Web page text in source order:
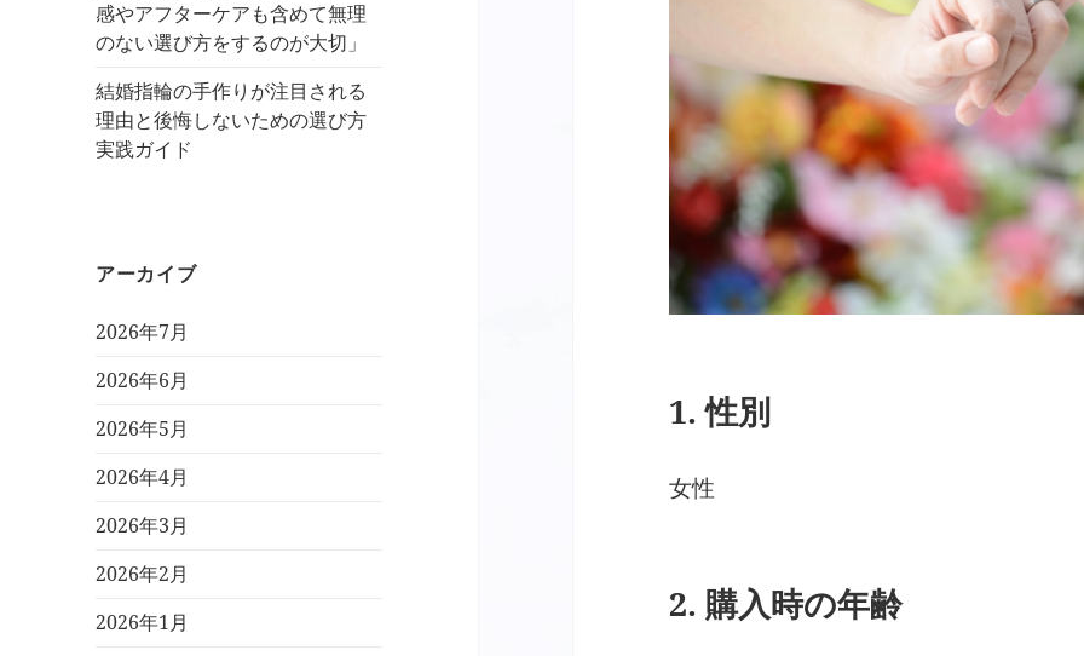
感やアフターケアも含めて無理
のない選び方をするのが大切」
結婚指輪の手作りが注目される
理由と後悔しないための選び方
実践ガイド
アーカイブ
2026年7月
2026年6月
2026年5月
2026年4月
2026年3月
2026年2月
2026年1月
1. 性別
女性
2. 購入時の年齢